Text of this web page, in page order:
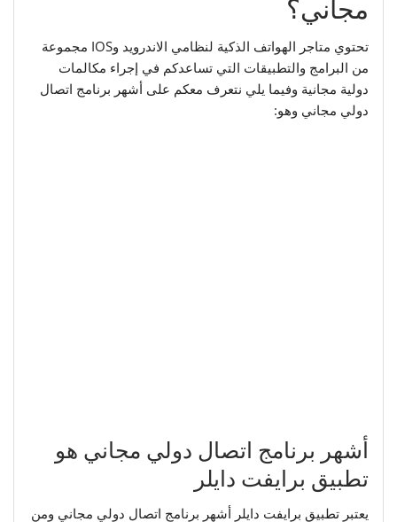
مجاني؟
تحتوي متاجر الهواتف الذكية لنظامي الاندرويد وIOS مجموعة
من البرامج والتطبيقات التي تساعدكم في إجراء مكالمات
دولية مجانية وفيما يلي نتعرف معكم على أشهر برنامج اتصال
دولي مجاني وهو:
أشهر برنامج اتصال دولي مجاني هو
تطبيق برايفت دايلر
يعتبر تطبيق برايفت دايلر أشهر برنامج اتصال دولي مجاني ومن